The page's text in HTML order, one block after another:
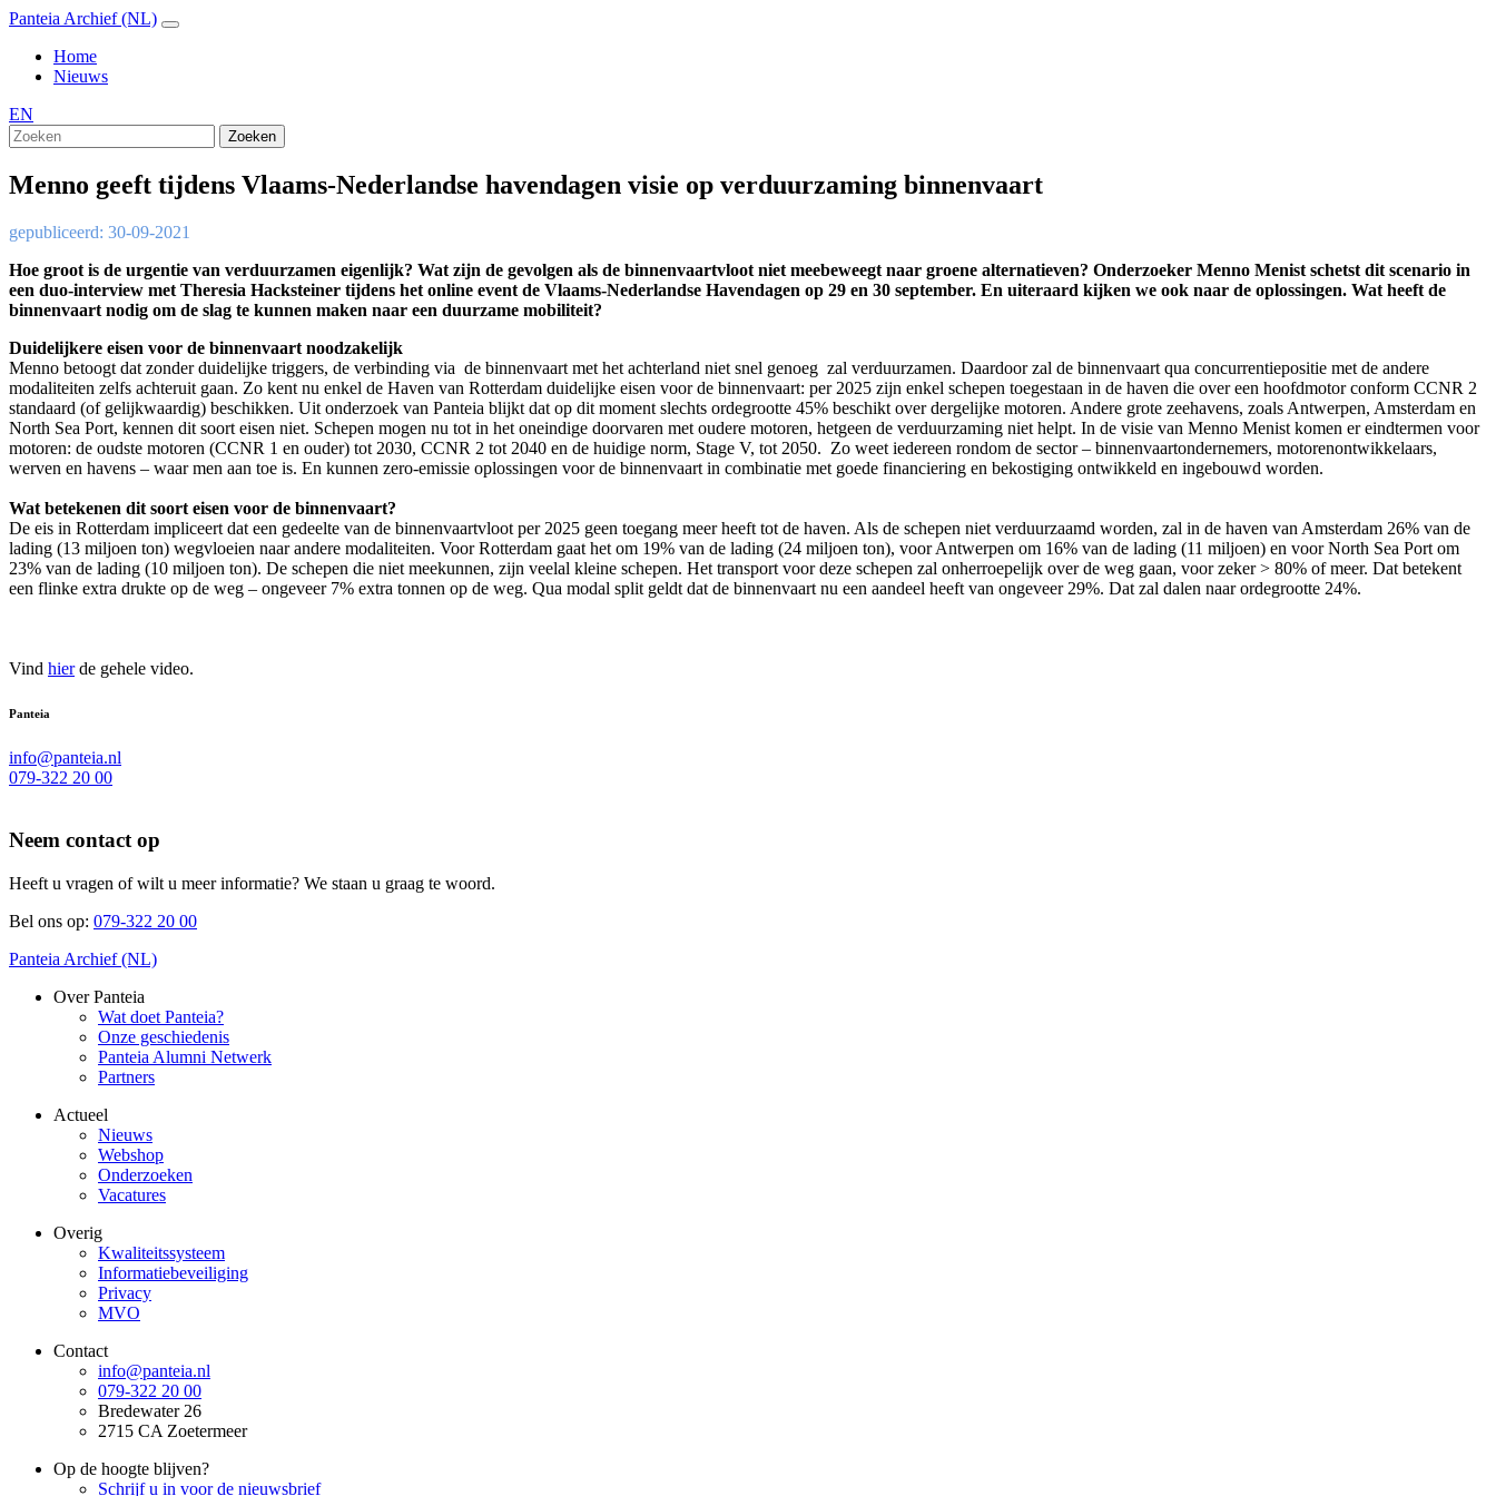
Panteia Archief (NL)
Home
Nieuws
EN
Zoeken
Menno geeft tijdens Vlaams-Nederlandse havendagen visie op verduurzaming binnenvaart
gepubliceerd: 30-09-2021
Hoe groot is de urgentie van verduurzamen eigenlijk? Wat zijn de gevolgen als de binnenvaartvloot niet meebeweegt naar groene alternatieven? Onderzoeker Menno Menist schetst dit scenario in
een duo-interview met Theresia Hacksteiner tijdens het online event de Vlaams-Nederlandse Havendagen op 29 en 30 september. En uiteraard kijken we ook naar de oplossingen. Wat heeft de
binnenvaart nodig om de slag te kunnen maken naar een duurzame mobiliteit?
Duidelijkere eisen voor de binnenvaart noodzakelijk
Menno betoogt dat zonder duidelijke triggers, de verbinding via de binnenvaart met het achterland niet snel genoeg zal verduurzamen. Daardoor zal de binnenvaart qua concurrentiepositie met de andere
modaliteiten zelfs achteruit gaan. Zo kent nu enkel de Haven van Rotterdam duidelijke eisen voor de binnenvaart: per 2025 zijn enkel schepen toegestaan in de haven die over een hoofdmotor conform CCNR 2
standaard (of gelijkwaardig) beschikken. Uit onderzoek van Panteia blijkt dat op dit moment slechts ordegrootte 45% beschikt over dergelijke motoren. Andere grote zeehavens, zoals Antwerpen, Amsterdam en
North Sea Port, kennen dit soort eisen niet. Schepen mogen nu tot in het oneindige doorvaren met oudere motoren, hetgeen de verduurzaming niet helpt. In de visie van Menno Menist komen er eindtermen voor
motoren: de oudste motoren (CCNR 1 en ouder) tot 2030, CCNR 2 tot 2040 en de huidige norm, Stage V, tot 2050. Zo weet iedereen rondom de sector – binnenvaartondernemers, motorenontwikkelaars,
werven en havens – waar men aan toe is. En kunnen zero-emissie oplossingen voor de binnenvaart in combinatie met goede financiering en bekostiging ontwikkeld en ingebouwd worden.
Wat betekenen dit soort eisen voor de binnenvaart?
De eis in Rotterdam impliceert dat een gedeelte van de binnenvaartvloot per 2025 geen toegang meer heeft tot de haven. Als de schepen niet verduurzaamd worden, zal in de haven van Amsterdam 26% van de
lading (13 miljoen ton) wegvloeien naar andere modaliteiten. Voor Rotterdam gaat het om 19% van de lading (24 miljoen ton), voor Antwerpen om 16% van de lading (11 miljoen) en voor North Sea Port om
23% van de lading (10 miljoen ton). De schepen die niet meekunnen, zijn veelal kleine schepen. Het transport voor deze schepen zal onherroepelijk over de weg gaan, voor zeker > 80% of meer. Dat betekent
een flinke extra drukte op de weg – ongeveer 7% extra tonnen op de weg. Qua modal split geldt dat de binnenvaart nu een aandeel heeft van ongeveer 29%. Dat zal dalen naar ordegrootte 24%.
Vind hierde gehele video.
Panteia
info@panteia.nl
079-322 20 00
Neem contact op
Heeft u vragen of wilt u meer informatie? We staan u graag te woord.
Bel ons op: 079-322 20 00
Panteia Archief (NL)
Over Panteia
Wat doet Panteia?
Onze geschiedenis
Panteia Alumni Netwerk
Partners
Actueel
Nieuws
Webshop
Onderzoeken
Vacatures
Overig
Kwaliteitssysteem
Informatiebeveiliging
Privacy
MVO
Contact
info@panteia.nl
079-322 20 00
Bredewater 26
2715 CA Zoetermeer
Op de hoogte blijven?
Schrijf u in voor de nieuwsbrief